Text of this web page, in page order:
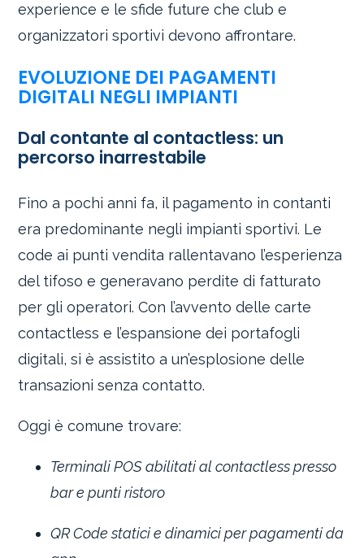
experience e le sfide future che club e
organizzatori sportivi devono affrontare.
EVOLUZIONE DEI PAGAMENTI
DIGITALI NEGLI IMPIANTI
Dal contante al contactless: un
percorso inarrestabile
Fino a pochi anni fa, il pagamento in contanti
era predominante negli impianti sportivi. Le
code ai punti vendita rallentavano l’esperienza
del tifoso e generavano perdite di fatturato
per gli operatori. Con l’avvento delle carte
contactless e l’espansione dei portafogli
digitali, si è assistito a un’esplosione delle
transazioni senza contatto.
Oggi è comune trovare:
Terminali POS abilitati al contactless presso
bar e punti ristoro
QR Code statici e dinamici per pagamenti da